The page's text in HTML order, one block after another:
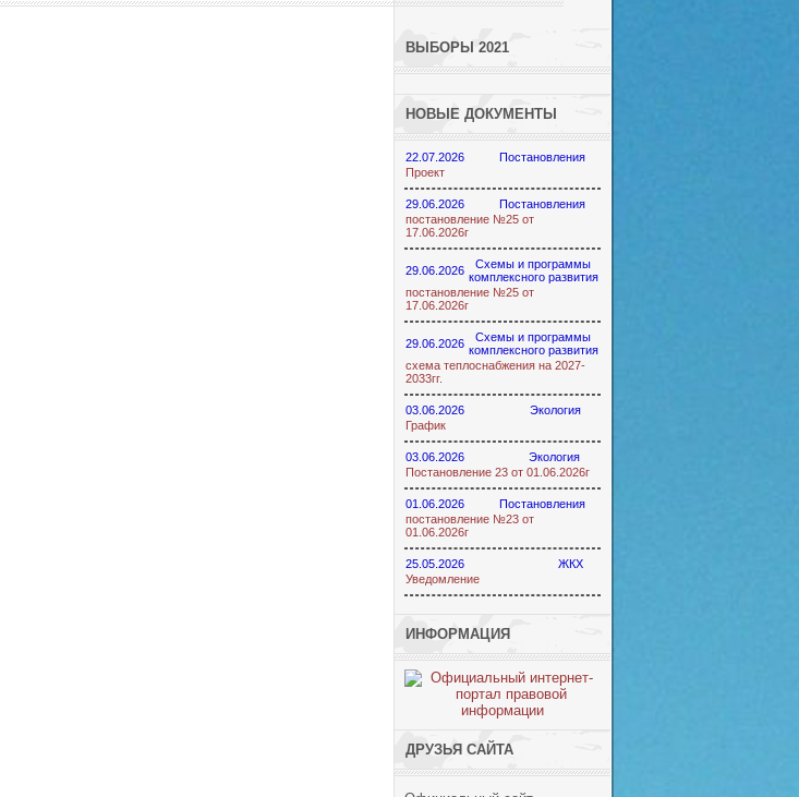
ВЫБОРЫ 2021
НОВЫЕ ДОКУМЕНТЫ
22.07.2026
Постановления
Проект
29.06.2026
Постановления
постановление №25 от
17.06.2026г
29.06.2026
Схемы и программы
комплексного развития
постановление №25 от
17.06.2026г
29.06.2026
Схемы и программы
комплексного развития
схема теплоснабжения на 2027-
2033гг.
03.06.2026
Экология
График
03.06.2026
Экология
Постановление 23 от 01.06.2026г
01.06.2026
Постановления
постановление №23 от
01.06.2026г
25.05.2026
ЖКХ
Уведомление
ИНФОРМАЦИЯ
ДРУЗЬЯ САЙТА